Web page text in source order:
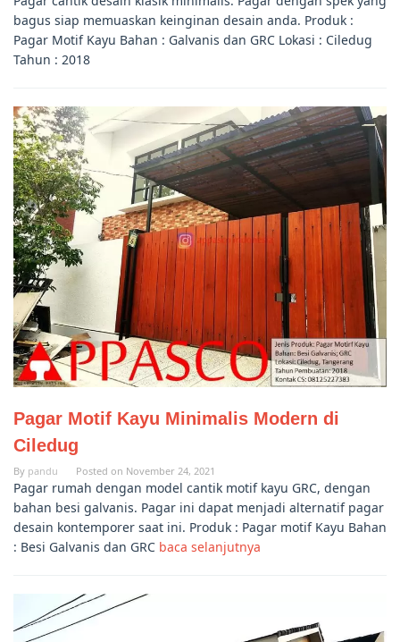
bagus siap memuaskan keinginan desain anda. Produk :
Pagar Motif Kayu Bahan : Galvanis dan GRC Lokasi : Ciledug
Tahun : 2018
Pagar Motif Kayu Minimalis Modern di
Ciledug
By pandu Posted on November 24, 2021
Pagar rumah dengan model cantik motif kayu GRC, dengan
bahan besi galvanis. Pagar ini dapat menjadi alternatif pagar
desain kontemporer saat ini. Produk : Pagar motif Kayu Bahan
: Besi Galvanis dan GRC baca selanjutnya